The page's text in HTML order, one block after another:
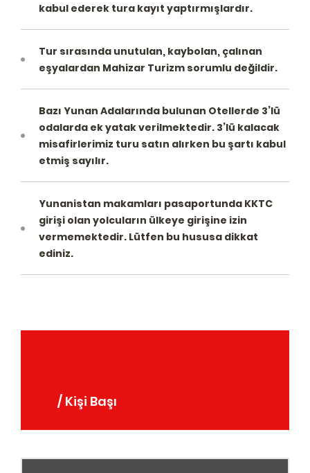
kabul ederek tura kayıt yaptırmışlardır.
Tur sırasında unutulan, kaybolan, çalınan
eşyalardan Mahizar Turizm sorumlu değildir.
Bazı Yunan Adalarında bulunan Otellerde 3’lü
odalarda ek yatak verilmektedir. 3’lü kalacak
misafirlerimiz turu satın alırken bu şartı kabul
etmiş sayılır.
Yunanistan makamları pasaportunda KKTC
girişi olan yolcuların ülkeye girişine izin
vermemektedir. Lütfen bu hususa dikkat
ediniz.
/ Kişi Başı